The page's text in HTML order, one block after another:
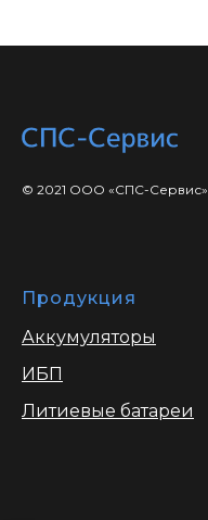
© 2021 ООО «СПС-Сервис»
Продукция
Аккумуляторы
ИБП
Литиевые батареи